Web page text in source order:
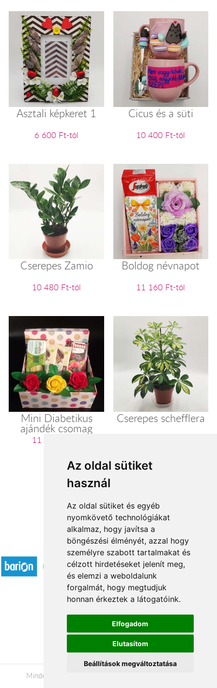
Az oldal sütiket
használ
Az oldal sütiket és egyéb
nyomkövető technológiákat
alkalmaz, hogy javítsa a
böngészési élményét, azzal hogy
személyre szabott tartalmakat és
célzott hirdetéseket jelenít meg,
és elemzi a weboldalunk
forgalmát, hogy megtudjuk
honnan érkeztek a látogatóink.
Elfogadom
Elutasítom
Beállítások megváltoztatása
Asztali képkeret 1
6 600 Ft-tól
Cicus és a süti
10 400 Ft-tól
Cserepes Zamio
10 480 Ft-tól
Boldog névnapot
11 160 Ft-tól
Mini Diabetikus
ajándék csomag
11 200 Ft-tól
Cserepes schefflera
2 3 ...
Elfogadott fizetési módok
Á.SZ.F.
Impresszum
Adatkezelési tájékoztató
Minden jog fenntartva © 2026 |